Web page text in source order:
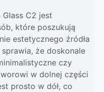
C2 jest
które poszukują
estetycznego źródła
że doskonale
czy
w dolnej części
prosto w dół, co